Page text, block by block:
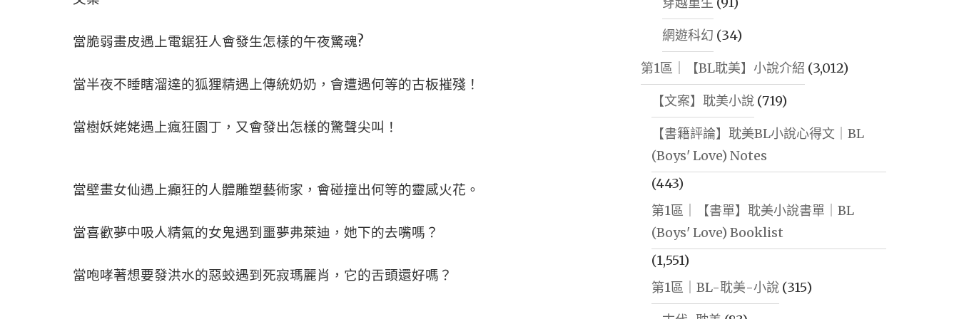
當脆弱畫皮遇上電鋸狂人會發生怎樣的午夜驚魂?
當半夜不睡瞎溜達的狐狸精遇上傳統奶奶，會遭遇何等的古板摧殘！
當樹妖姥姥遇上瘋狂園丁，又會發出怎樣的驚聲尖叫！
當壁畫女仙遇上癲狂的人體雕塑藝術家，會碰撞出何等的靈感火花。
當喜歡夢中吸人精氣的女鬼遇到噩夢弗萊迪，她下的去嘴嗎？
當咆哮著想要發洪水的惡蛟遇到死寂瑪麗肖，它的舌頭還好嗎？
網遊科幻 (34)
第1區｜【BL耽美】小說介紹 (3,012)
【文案】耽美小說(719)
【書籍評論】耽美BL小說心得文｜BL
(Boys' Love) Notes
(443)
第1區｜【書單】耽美小說書單｜BL
(Boys' Love) Booklist
(1,551)
第1區｜BL-耽美-小說(315)